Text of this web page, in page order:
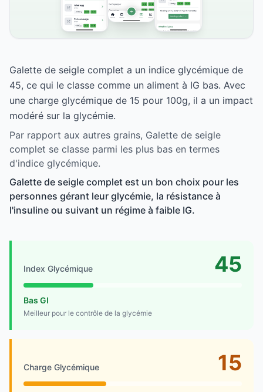
Galette de seigle complet a un indice glycémique de
45, ce qui le classe comme un aliment à IG bas. Avec
une charge glycémique de 15 pour 100g, il a un impact
modéré sur la glycémie.
Par rapport aux autres grains, Galette de seigle
complet se classe parmi les plus bas en termes
d'indice glycémique.
Galette de seigle complet est un bon choix pour les
personnes gérant leur glycémie, la résistance à
l'insuline ou suivant un régime à faible IG.
Index Glycémique 45
Bas GI
Meilleur pour le contrôle de la glycémie
Charge Glycémique 15